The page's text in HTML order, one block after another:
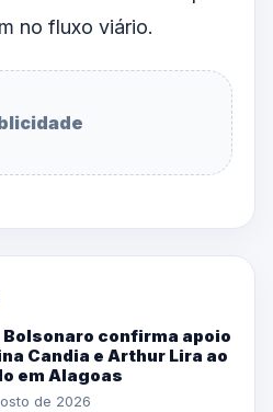
no fluxo viário.
Bolsonaro confirma apoio
Candia e Arthur Lira ao
em Alagoas
de 2026